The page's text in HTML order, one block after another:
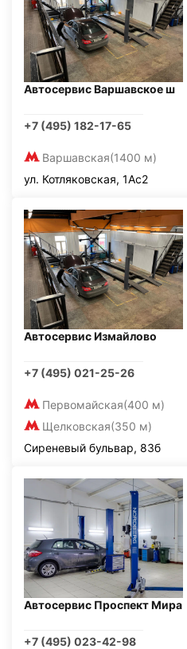
Автосервис Варшавское ш
+7 (495) 182-17-65
Варшавская(1400 м)
ул. Котляковская, 1Ас2
Автосервис Измайлово
+7 (495) 021-25-26
Первомайская(400 м)
Щелковская(350 м)
Сиреневый бульвар, 83б
Автосервис Проспект Мира
+7 (495) 023-42-98